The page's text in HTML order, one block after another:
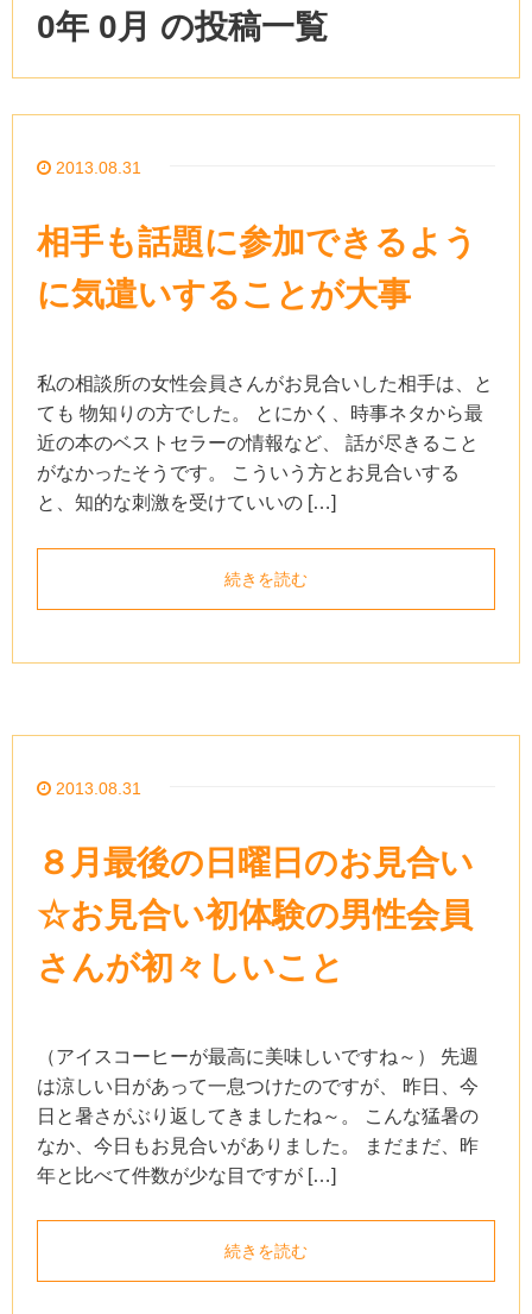
0年 0月 の投稿一覧
2013.08.31
相手も話題に参加できるよう
に気遣いすることが大事
私の相談所の女性会員さんがお見合いした相手は、と
ても 物知りの方でした。 とにかく、時事ネタから最
近の本のベストセラーの情報など、 話が尽きること
がなかったそうです。 こういう方とお見合いする
と、知的な刺激を受けていいの […]
続きを読む
2013.08.31
８月最後の日曜日のお見合い
☆お見合い初体験の男性会員
さんが初々しいこと
（アイスコーヒーが最高に美味しいですね～） 先週
は涼しい日があって一息つけたのですが、 昨日、今
日と暑さがぶり返してきましたね～。 こんな猛暑の
なか、今日もお見合いがありました。 まだまだ、昨
年と比べて件数が少な目ですが […]
続きを読む